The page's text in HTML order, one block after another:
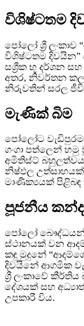
විශිෂ්ටතම
පෝලෝ ශ්‍රී
විශිෂ්ටතම දිවයින”
සශ්‍රීක භූ දර්ශන
අතර, නිවර්තන
නිරුවතින් සරල
මැණික් බිම
පෝලෝට
ගංගා පත්ලෙන් හමු
අමිතිස්ට් බහුලත්වය
නිෂ්ඵල උත්සාහයක්
මාණික්‍යයක් පිළිබඳ
පූජනීය කන්ද
පෝලෝ
ස්ථානයක් වන
කඳු මුදුනේ
දිවයිනේ ආගමික
ශ්‍රී ලංකාවේ
දේශයක් සහ
උපකාරී විය.